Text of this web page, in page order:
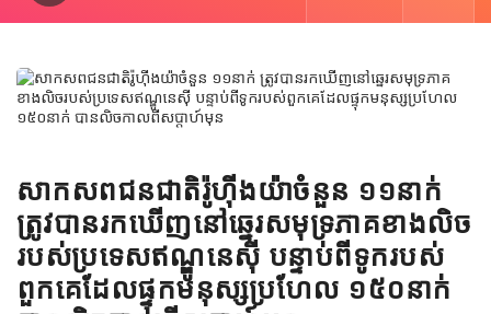
សាកសពជនជាតិរ៉ូហ៊ីងយ៉ាចំនួន ១១នាក់
ត្រូវបាន​រកឃើញនៅឆ្នេរសមុទ្រភាគ​ខាងលិច
របស់​ប្រទេសឥណ្ឌូនេស៊ី បន្ទាប់ពីទូករបស់
ពួកគេដែលផ្ទុកមនុស្សប្រហែល ១៥០នាក់